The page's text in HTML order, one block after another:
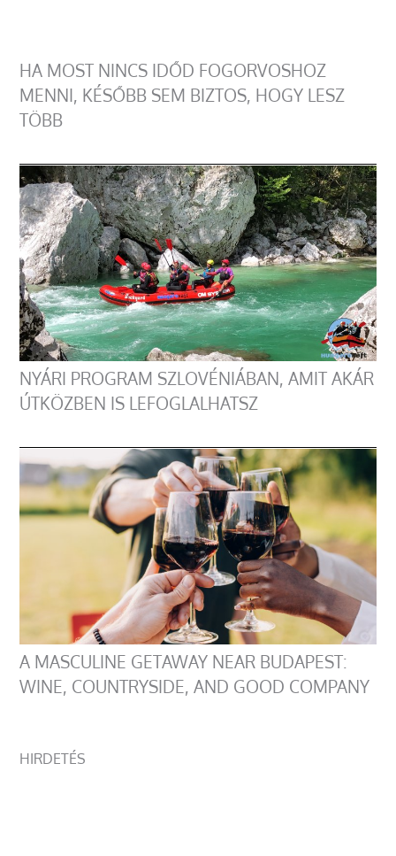
HA MOST NINCS IDŐD FOGORVOSHOZ
MENNI, KÉSŐBB SEM BIZTOS, HOGY LESZ
TÖBB
NYÁRI PROGRAM SZLOVÉNIÁBAN, AMIT AKÁR
ÚTKÖZBEN IS LEFOGLALHATSZ
A MASCULINE GETAWAY NEAR BUDAPEST:
WINE, COUNTRYSIDE, AND GOOD COMPANY
HIRDETÉS